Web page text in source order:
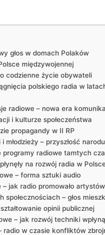
głos w domach Polaków
międzywojennej
codzienne życie obywateli
polskiego radia w
radiowe – nowa era
i kulturze społeczeństwa
propagandy w II RP
młodzieży – przyszłość narodu
programy radiowe tamtych
na rozwój radia w
– forma sztuki audio
jak radio promowało artystów
społecznościach – głos
opinii publicznej
– jak rozwój techniki
radio w czasie konfliktów